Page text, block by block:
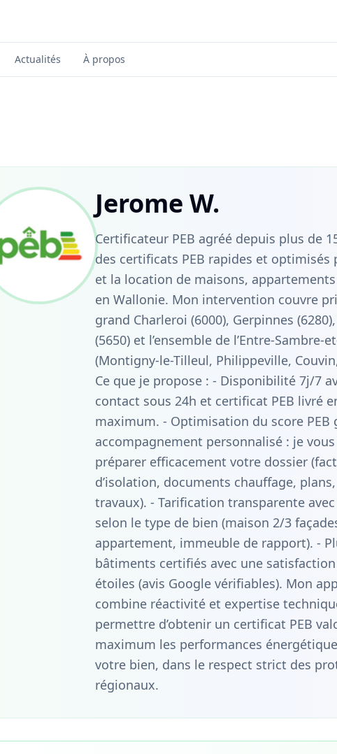
Actualités À propos
Jerome W.
Certificateur PEB agréé depuis plus de
des certificats PEB rapides et optimisés
et la location de maisons,
en Wallonie. Mon intervention couvre
grand Charleroi (6000), Gerpinnes
(5650) et l’ensemble de l’Entre-Sambre-
(Montigny-le-Tilleul, Philippeville,
Ce que je propose : - Disponibilité 7j/7
contact sous 24h et certificat PEB livré
maximum. - Optimisation du score PEB
accompagnement personnalisé : je
préparer efficacement votre dossier
d’isolation, documents chauffage,
travaux). - Tarification transparente
selon le type de bien (maison 2/3
appartement, immeuble de rapport). -
bâtiments certifiés avec une
étoiles (avis Google vérifiables). Mon
combine réactivité et expertise
permettre d’obtenir un certificat PEB
maximum les performances
votre bien, dans le respect strict des
régionaux.